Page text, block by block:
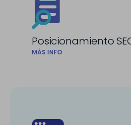
Posicionamiento
MÁS INFO